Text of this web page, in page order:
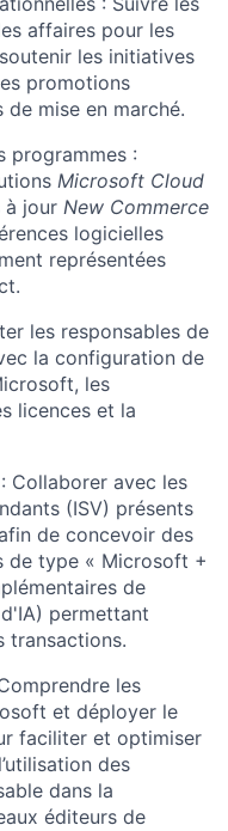
affaires pour les
les initiatives
promotions
mise en marché.
programmes :
Microsoft Cloud
à jour New Commerce
logicielles
représentées
les responsables de
la configuration de
les
licences et la
Collaborer avec les
(ISV) présents
de concevoir des
de type « Microsoft +
de
permettant
transactions.
les
et déployer le
faciliter et optimiser
des
dans la
éditeurs de